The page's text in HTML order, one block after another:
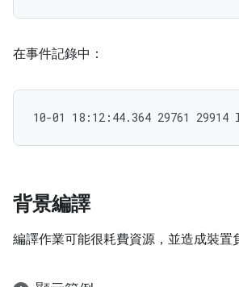
在事件記錄中：
10-01 18:12:44.364 29761
背景編譯
編譯作業可能很耗費資源，並造成裝置